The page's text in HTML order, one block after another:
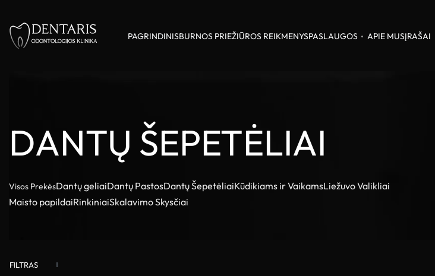
PAGRINDINISBURNOS PRIEŽIŪROS REIKMENYSPASLAUGOS APIE MUSĮRAŠAI
DANTŲ ŠEPETĖLIAI
Visos PrekėsDantų geliaiDantų PastosDantų ŠepetėliaiKūdikiams ir VaikamsLiežuvo Valikliai
Maisto papildaiRinkiniaiSkalavimo Skysčiai
FILTRAS